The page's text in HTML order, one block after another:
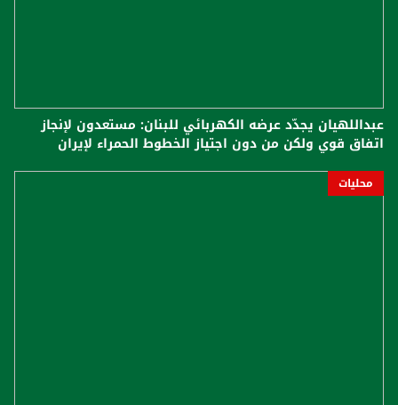
عبداللهيان يجدّد عرضه الكهربائي للبنان: مستعدون لإنجاز
اتفاق قوي ولكن من دون اجتياز الخطوط الحمراء لإيران
محليات